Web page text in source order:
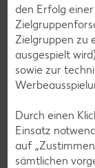
1.29
Diese
den Erfolg
Zielgruppen zu
ausgespielt
sowie zur
Durch einen
Einsatz
auf
sämtlichen